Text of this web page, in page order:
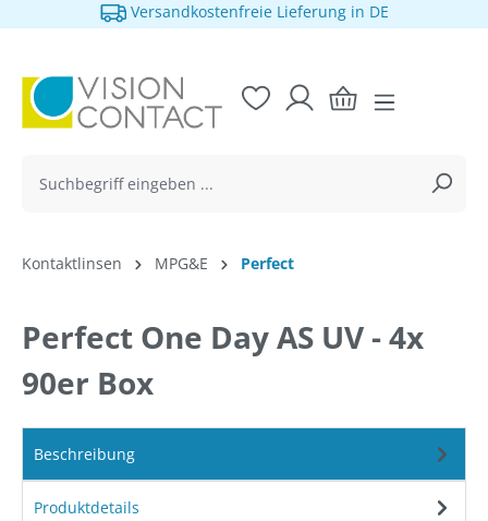
springen
Versandkostenfreie Lieferung in DE
Kontaktlinsen MPG&E Perfect
Perfect One Day AS UV - 4x
90er Box
Beschreibung
Produktdetails